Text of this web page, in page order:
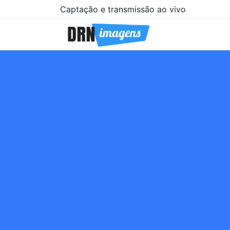
Captação e transmissão ao vivo